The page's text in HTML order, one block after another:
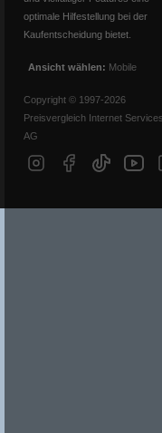
optimale Hilfestellung bei der
Kaufentscheidung bietet.
Ansicht wählen: Mobile
Copyright © 1997-2026
Preisvergleich Internet Services
AG